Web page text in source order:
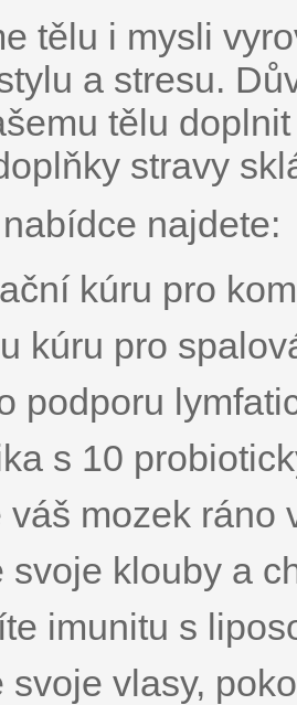
tělu i mysli
a stresu.
tělu
stravy
najdete:
kúru pro
kúru pro
podporu
s 10
váš mozek ráno
svoje klouby a
imunitu s
svoje vlasy,